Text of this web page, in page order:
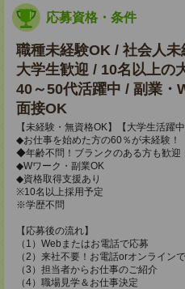
応募資格・条件
職種未経験OK / 社会人
大学生歓迎 / 10名以上の
40～50代活躍中 / 副業・
面接OK
【未経験・無資格OK】【大学生活躍中
◆お仕事を始めた方の60％が未経験！
◆年齢不問！ブランクのある方も歓迎
◆Wワーク・副業OK
◆資格取得支援あり
※10名以上採用予定
※学歴不問
【応募後の流れ】
（1）Webまたはお電話で応募
（2）来社不要！お電話orオンライン
（3）担当者からお仕事のご紹介
（4）職場見学＆お仕事決定